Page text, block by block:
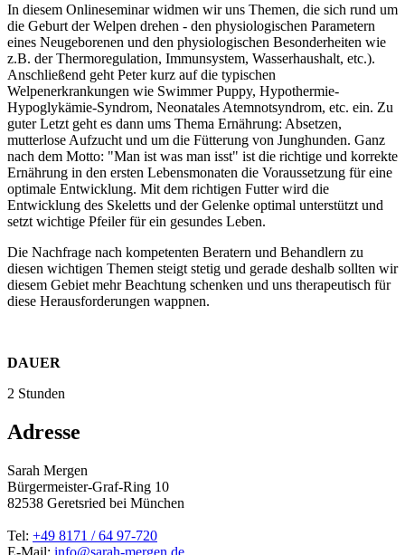
In diesem Onlineseminar widmen wir uns Themen, die sich rund um
die Geburt der Welpen drehen - den physiologischen Parametern
eines Neugeborenen und den physiologischen Besonderheiten wie
z.B. der Thermoregulation, Immunsystem, Wasserhaushalt, etc.).
Anschließend geht Peter kurz auf die typischen
Welpenerkrankungen wie Swimmer Puppy, Hypothermie-
Hypoglykämie-Syndrom, Neonatales Atemnotsyndrom, etc. ein. Zu
guter Letzt geht es dann ums Thema Ernährung: Absetzen,
mutterlose Aufzucht und um die Fütterung von Junghunden. Ganz
nach dem Motto: "Man ist was man isst" ist die richtige und korrekte
Ernährung in den ersten Lebensmonaten die Voraussetzung für eine
optimale Entwicklung. Mit dem richtigen Futter wird die
Entwicklung des Skeletts und der Gelenke optimal unterstützt und
setzt wichtige Pfeiler für ein gesundes Leben.
Die Nachfrage nach kompetenten Beratern und Behandlern zu
diesen wichtigen Themen steigt stetig und gerade deshalb sollten wir
diesem Gebiet mehr Beachtung schenken und uns therapeutisch für
diese Herausforderungen wappnen.
DAUER
2 Stunden
Adresse
Sarah Mergen
Bürgermeister-Graf-Ring 10
82538 Geretsried bei München
Tel: +49 8171 / 64 97-720
E-Mail: info@sarah-mergen.de